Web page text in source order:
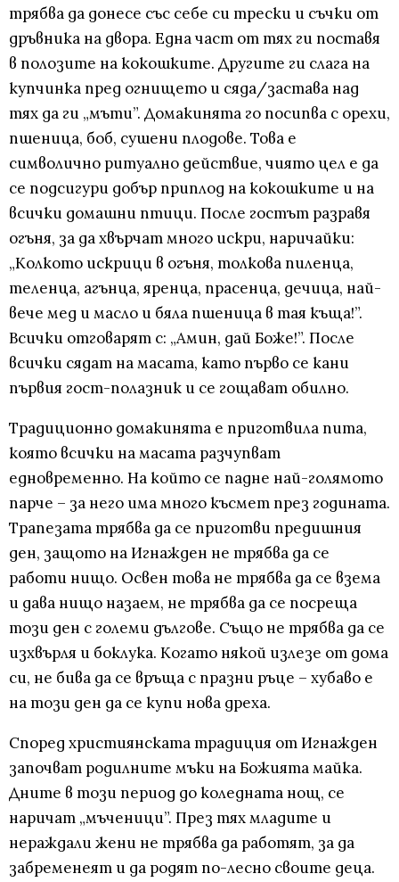
трябва да донесе със себе си трески и съчки от
дръвника на двора. Една част от тях ги поставя
в полозите на кокошките. Другите ги слага на
купчинка пред огнището и сяда/застава над
тях да ги „мъти”. Домакинята го посипва с орехи,
пшеница, боб, сушени плодове. Това е
символично ритуално действие, чиято цел е да
се подсигури добър приплод на кокошките и на
всички домашни птици. После гостът разравя
огъня, за да хвърчат много искри, наричайки:
„Колкото искрици в огъня, толкова пиленца,
теленца, агънца, яренца, прасенца, дечица, най-
вече мед и масло и бяла пшеница в тая къща!”.
Всички отговарят с: „Амин, дай Боже!”. После
всички сядат на масата, като първо се кани
първия гост-полазник и се гощават обилно.
Традиционно домакинята е приготвила пита,
която всички на масата разчупват
едновременно. На който се падне най-голямото
парче – за него има много късмет през годината.
Трапезата трябва да се приготви предишния
ден, защото на Игнажден не трябва да се
работи нищо. Освен това не трябва да се взема
и дава нищо назаем, не трябва да се посреща
този ден с големи дългове. Също не трябва да се
изхвърля и боклука. Когато някой излезе от дома
си, не бива да се връща с празни ръце – хубаво е
на този ден да се купи нова дреха.
Според християнската традиция от Игнажден
започват родилните мъки на Божията майка.
Дните в този период до коледната нощ, се
наричат „мъченици”. През тях младите и
нераждали жени не трябва да работят, за да
забременеят и да родят по-лесно своите деца.